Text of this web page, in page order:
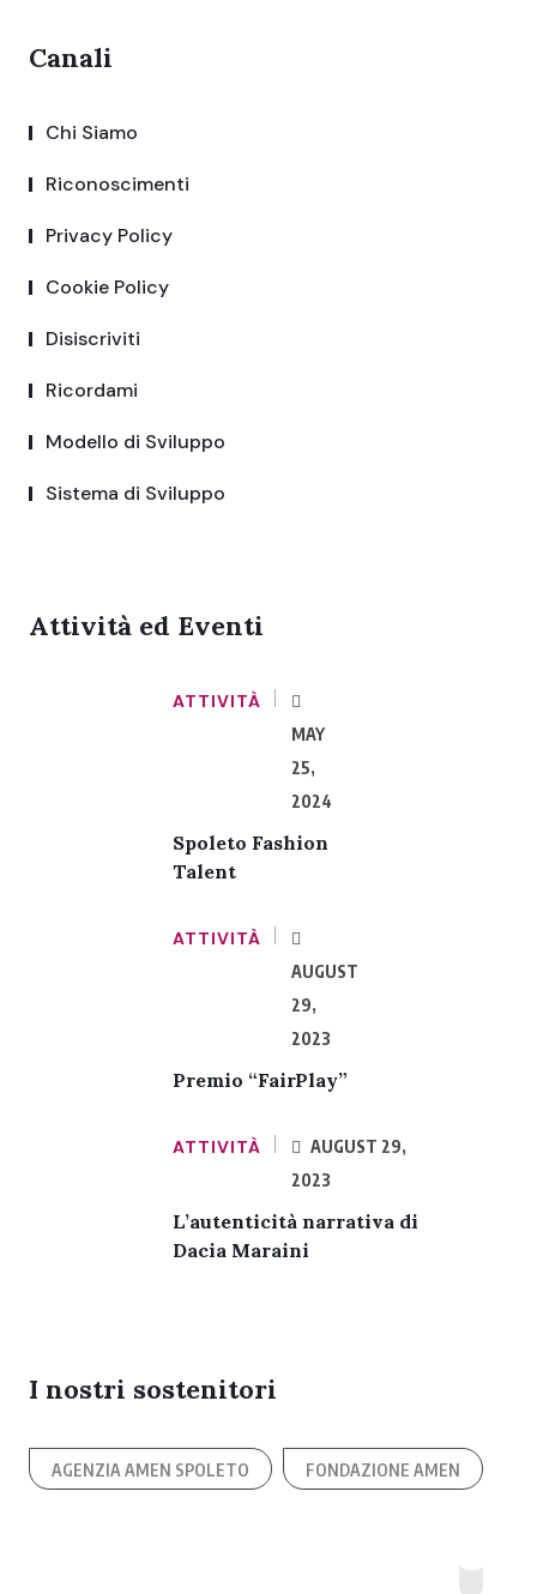
Canali
Chi Siamo
Riconoscimenti
Privacy Policy
Cookie Policy
Disiscriviti
Ricordami
Modello di Sviluppo
Sistema di Sviluppo
Attività ed Eventi
ATTIVITÀ
MAY
25,
2024
Spoleto Fashion
Talent
ATTIVITÀ
AUGUST
29,
2023
Premio “FairPlay”
ATTIVITÀ
AUGUST 29,
2023
L’autenticità narrativa di
Dacia Maraini
I nostri sostenitori
AGENZIA AMEN SPOLETO FONDAZIONE AMEN